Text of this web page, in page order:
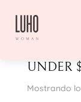
Inicio
UNDER
Mostrando